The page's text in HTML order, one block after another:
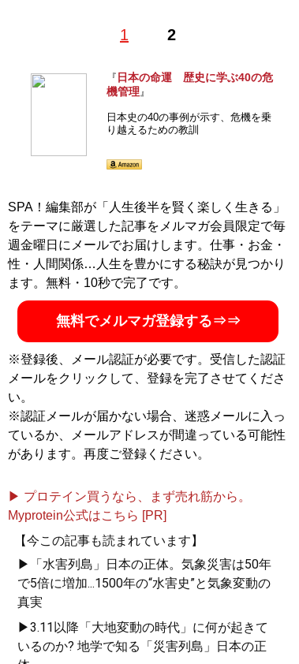
1 2
『 日本の命運 歴史に学ぶ40の危
機管理』
日本史の40の事例が示す、危機を乗
り越えるための教訓
SPA！編集部が「人生後半を賢く楽しく生きる」
をテーマに厳選した記事をメルマガ会員限定で毎
週金曜日にメールでお届けします。仕事・お金・
性・人間関係…人生を豊かにする秘訣が見つかり
ます。無料・10秒で完了です。
無料でメルマガ登録する⇒⇒
※登録後、メール認証が必要です。受信した認証
メールをクリックして、登録を完了させてくださ
い。
※認証メールが届かない場合、迷惑メールに入っ
ているか、メールアドレスが間違っている可能性
があります。再度ご登録ください。
▶ プロテイン買うなら、まず売れ筋から。
Myprotein公式はこちら [PR]
【今この記事も読まれています】
▶「水害列島」日本の正体。気象災害は50年
で5倍に増加...1500年の“水害史”と気象変動の
真実
▶3.11以降「大地変動の時代」に何が起きて
いるのか? 地学で知る「災害列島」日本の正